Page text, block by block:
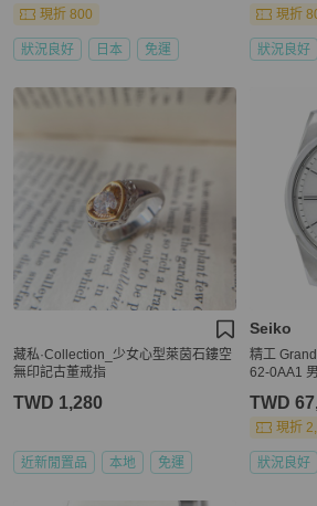
現折 800
狀況良好 日本 免運
現折
狀況良好
藏私·Collection_少女心型萊茵石鏤空
無印記古董戒指
TWD 1,280
近新閒置品 本地 免運
Seiko
精工
62-0AA1
TWD
現折
狀況良好